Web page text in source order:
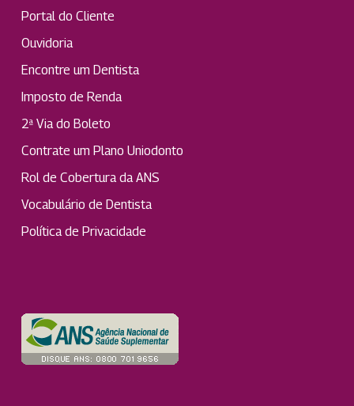
Portal do Cliente
Ouvidoria
Encontre um Dentista
Imposto de Renda
2ª Via do Boleto
Contrate um Plano Uniodonto
Rol de Cobertura da ANS
Vocabulário de Dentista
Política de Privacidade